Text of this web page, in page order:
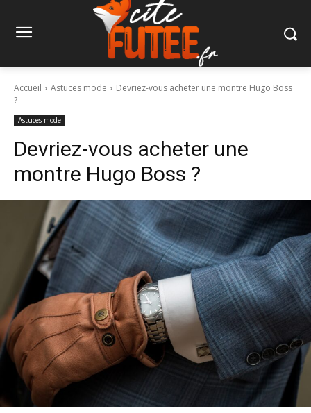
Accueil Astuces mode
Devriez-vous acheter une montre Hugo Boss
?
Astuces mode
Devriez-vous acheter une
montre Hugo Boss ?